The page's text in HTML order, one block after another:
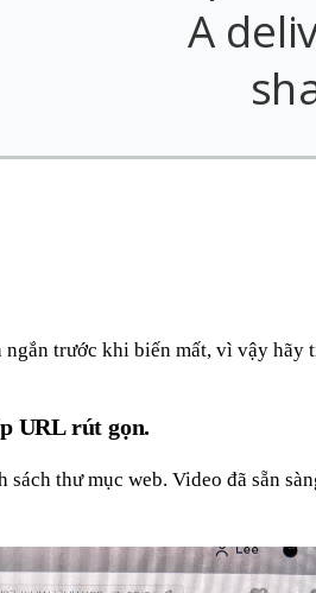
trước khi biến mất, vì vậy hãy
URL rút gọn.
sách thư mục web. Video đã sẵn